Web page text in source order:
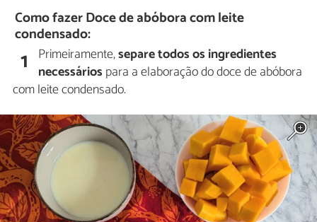
Como fazer Doce de abóbora com leite
condensado:
1 Primeiramente,separe todos os ingredientes
necessários para a elaboração do doce de abóbora
com leite condensado.